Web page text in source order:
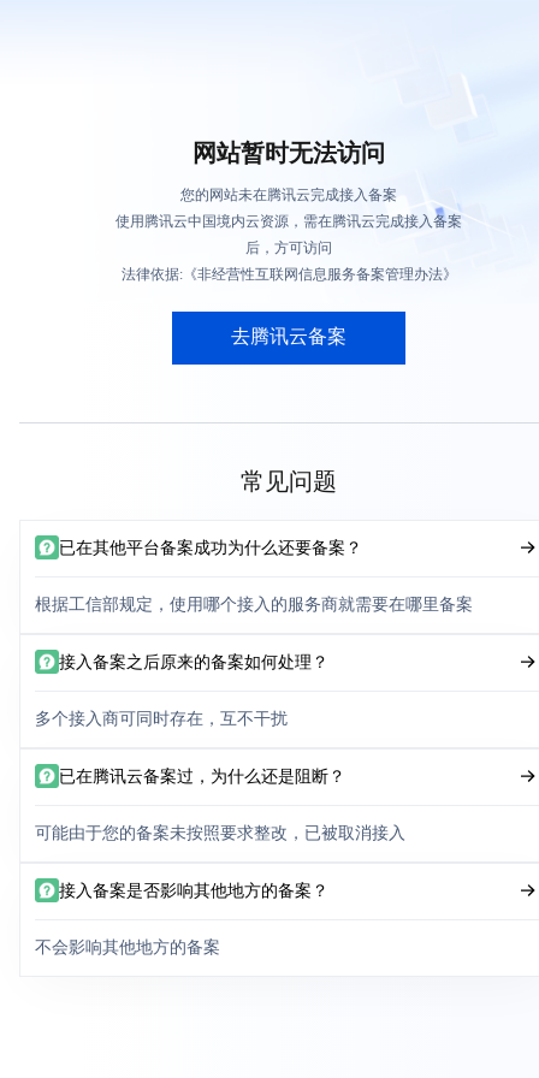
网站暂时无法访问
您的网站未在腾讯云完成接入备案
使用腾讯云中国境内云资源，需在腾讯云完成接入备案
后，方可访问
法律依据:《非经营性互联网信息服务备案管理办法》
去腾讯云备案
常见问题
已在其他平台备案成功为什么还要备案？
根据工信部规定，使用哪个接入的服务商就需要在哪里备案
接入备案之后原来的备案如何处理？
多个接入商可同时存在，互不干扰
已在腾讯云备案过，为什么还是阻断？
可能由于您的备案未按照要求整改，已被取消接入
接入备案是否影响其他地方的备案？
不会影响其他地方的备案